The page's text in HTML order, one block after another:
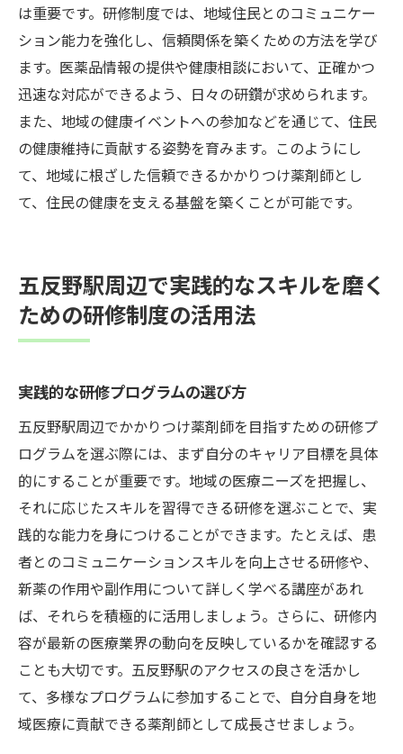
は重要です。研修制度では、地域住民とのコミュニケー
ション能力を強化し、信頼関係を築くための方法を学び
ます。医薬品情報の提供や健康相談において、正確かつ
迅速な対応ができるよう、日々の研鑽が求められます。
また、地域の健康イベントへの参加などを通じて、住民
の健康維持に貢献する姿勢を育みます。このようにし
て、地域に根ざした信頼できるかかりつけ薬剤師とし
て、住民の健康を支える基盤を築くことが可能です。
五反野駅周辺で実践的なスキルを磨く
ための研修制度の活用法
実践的な研修プログラムの選び方
五反野駅周辺でかかりつけ薬剤師を目指すための研修プ
ログラムを選ぶ際には、まず自分のキャリア目標を具体
的にすることが重要です。地域の医療ニーズを把握し、
それに応じたスキルを習得できる研修を選ぶことで、実
践的な能力を身につけることができます。たとえば、患
者とのコミュニケーションスキルを向上させる研修や、
新薬の作用や副作用について詳しく学べる講座があれ
ば、それらを積極的に活用しましょう。さらに、研修内
容が最新の医療業界の動向を反映しているかを確認する
ことも大切です。五反野駅のアクセスの良さを活かし
て、多様なプログラムに参加することで、自分自身を地
域医療に貢献できる薬剤師として成長させましょう。